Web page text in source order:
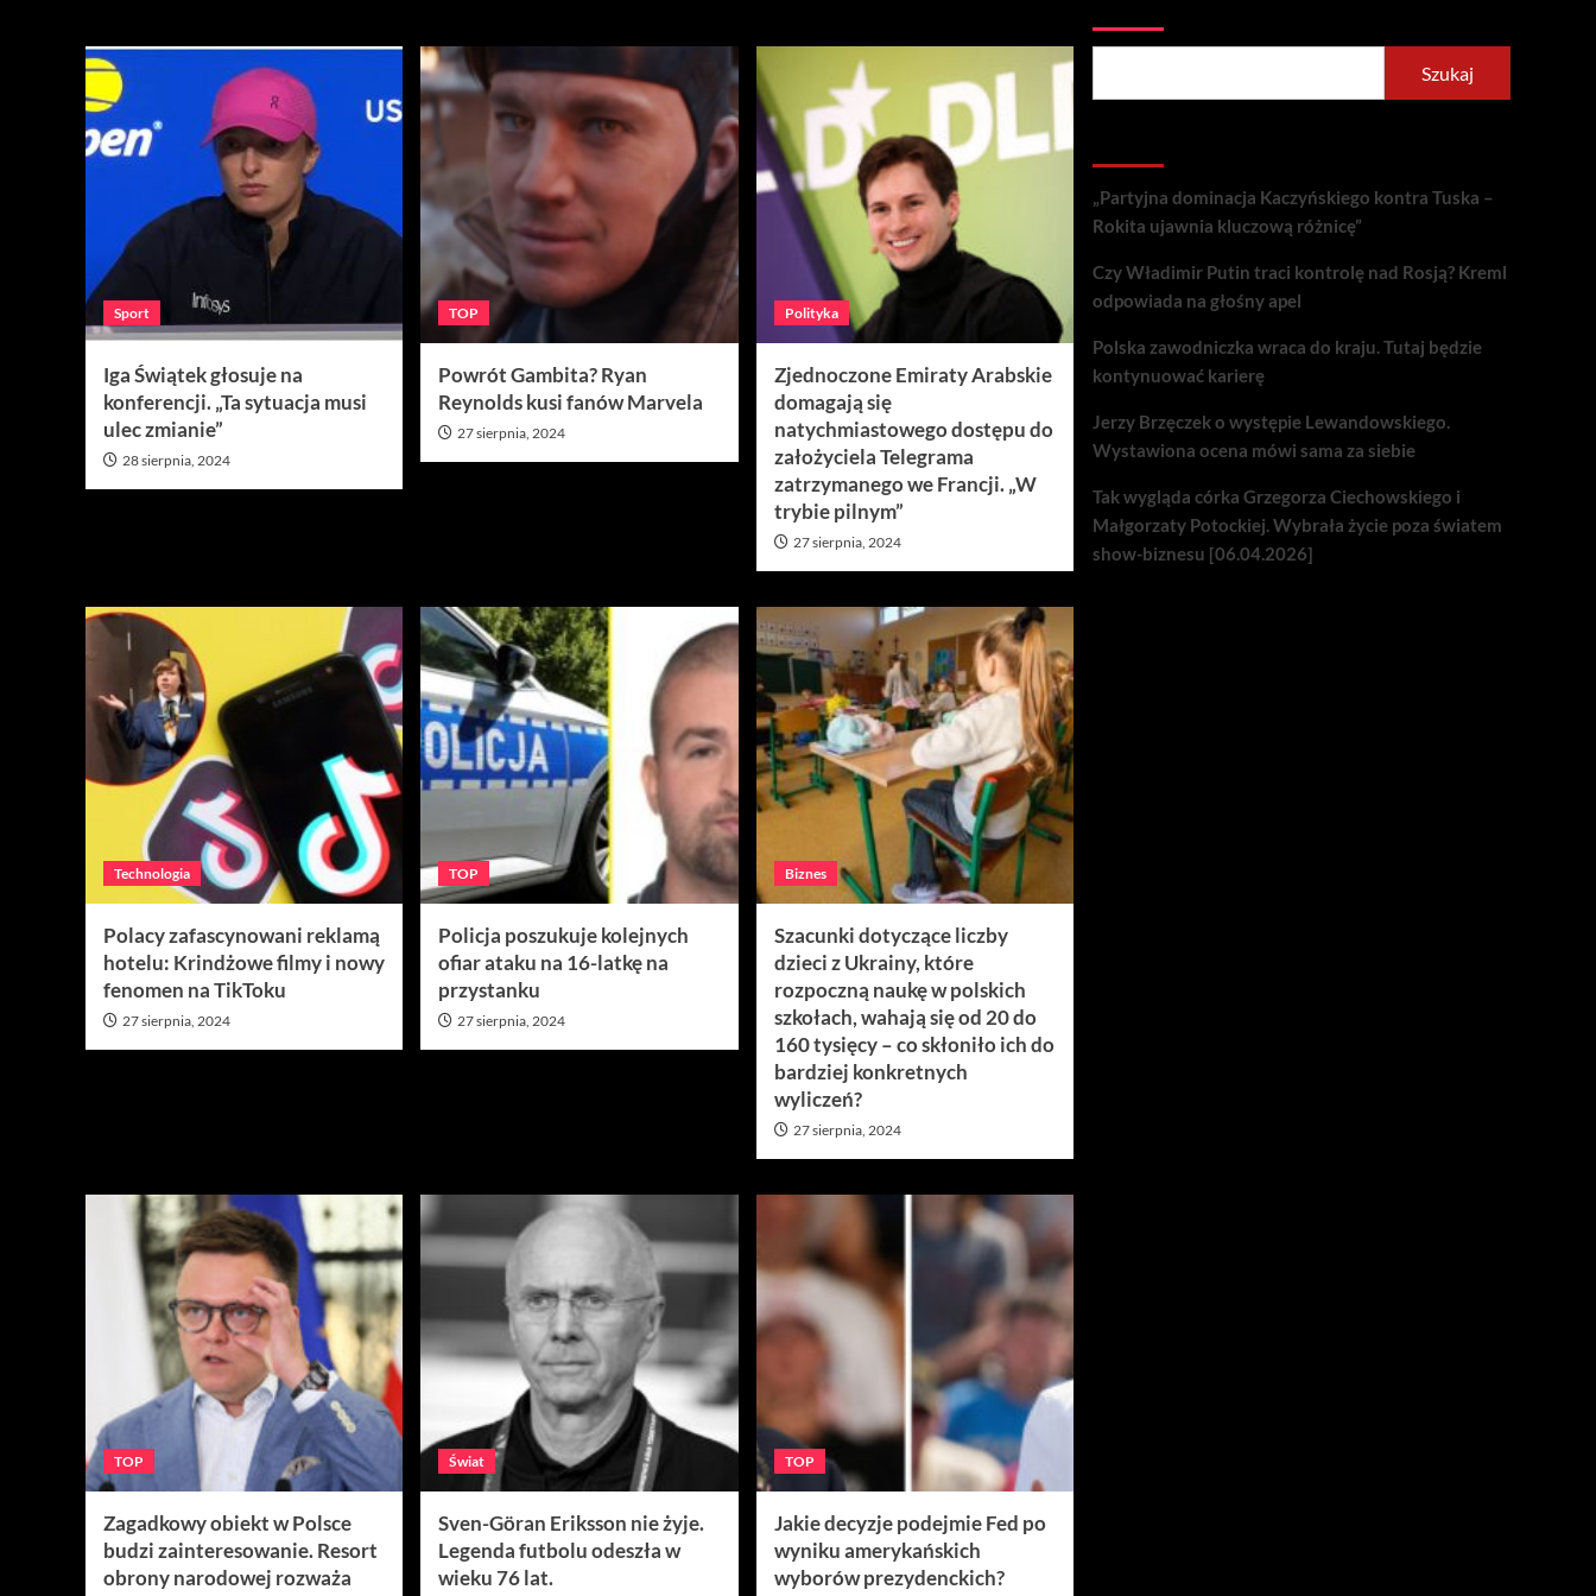
Sport
Iga Świątek głosuje na
konferencji. „Ta sytuacja musi
ulec zmianie”
28 sierpnia, 2024
TOP
Powrót Gambita? Ryan
Reynolds kusi fanów Marvela
27 sierpnia, 2024
Polityka
Zjednoczone Emiraty Arabskie
domagają się
natychmiastowego dostępu do
założyciela Telegrama
zatrzymanego we Francji. „W
trybie pilnym”
27 sierpnia, 2024
Technologia
Polacy zafascynowani reklamą
hotelu: Krindżowe filmy i nowy
fenomen na TikToku
27 sierpnia, 2024
TOP
Policja poszukuje kolejnych
ofiar ataku na 16-latkę na
przystanku
27 sierpnia, 2024
Biznes
Szacunki dotyczące liczby
dzieci z Ukrainy, które
rozpoczną naukę w polskich
szkołach, wahają się od 20 do
160 tysięcy – co skłoniło ich do
bardziej konkretnych
wyliczeń?
27 sierpnia, 2024
TOP
Zagadkowy obiekt w Polsce
budzi zainteresowanie. Resort
obrony narodowej rozważa
Świat
Sven-Göran Eriksson nie żyje.
Legenda futbolu odeszła w
wieku 76 lat.
TOP
Jakie decyzje podejmie Fed po
wyniku amerykańskich
wyborów prezydenckich?
Szukaj
„Partyjna dominacja Kaczyńskiego kontra Tuska –
Rokita ujawnia kluczową różnicę”
Czy Władimir Putin traci kontrolę nad Rosją? Kreml
odpowiada na głośny apel
Polska zawodniczka wraca do kraju. Tutaj będzie
kontynuować karierę
Jerzy Brzęczek o występie Lewandowskiego.
Wystawiona ocena mówi sama za siebie
Tak wygląda córka Grzegorza Ciechowskiego i
Małgorzaty Potockiej. Wybrała życie poza światem
show-biznesu [06.04.2026]